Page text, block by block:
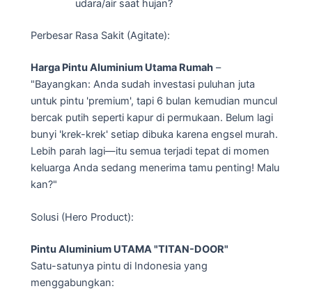
udara/air saat hujan?
Perbesar Rasa Sakit (Agitate):
Harga Pintu Aluminium Utama Rumah –
"Bayangkan: Anda sudah investasi puluhan juta
untuk pintu 'premium', tapi 6 bulan kemudian muncul
bercak putih seperti kapur di permukaan. Belum lagi
bunyi 'krek-krek' setiap dibuka karena engsel murah.
Lebih parah lagi—itu semua terjadi tepat di momen
keluarga Anda sedang menerima tamu penting! Malu
kan?"
Solusi (Hero Product):
Pintu Aluminium UTAMA "TITAN-DOOR"
Satu-satunya pintu di Indonesia yang
menggabungkan: